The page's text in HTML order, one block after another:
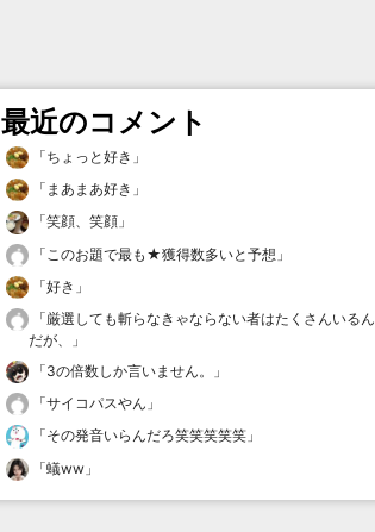
最近のコメント
「ちょっと好き 」
「 まあまあ好き 」
「笑顔、笑顔 」
「 このお題で最も★獲得数多いと予想 」
「好き 」
「厳選しても斬らなきゃならない者はたくさんいるん
だが、
」
「3の倍数しか言いません。
」
「サイコパスやん 」
「その発音いらんだろ笑笑笑笑笑 」
「蟻ww 」